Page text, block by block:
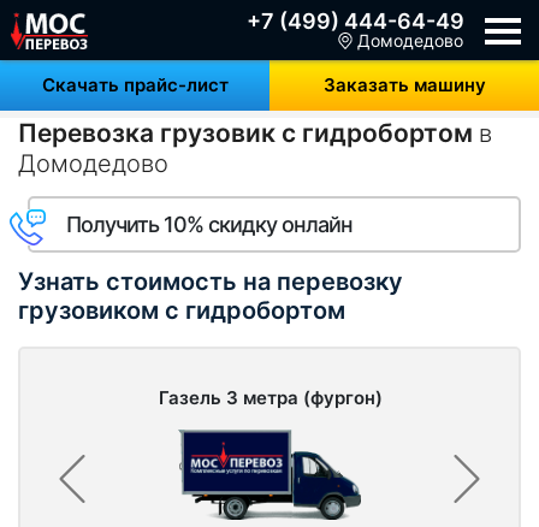
+7 (499) 444-64-49
Скачать прайс-лист Заказать машину
Домодедово
Перевозка грузовик с гидробортом в
Домодедово
Получить 10% скидку онлайн
Узнать стоимость на перевозку
грузовиком с гидробортом
Газель 3 метра (фургон)